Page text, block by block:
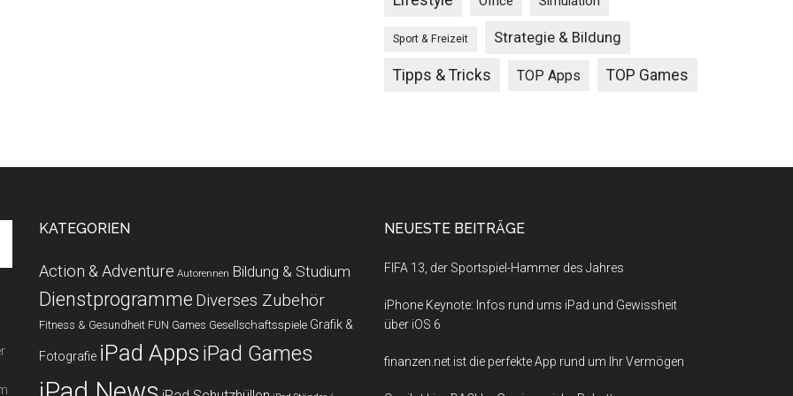
Sport & Freizeit Strategie & Bildung
Tipps & Tricks TOP Apps TOP Games
KATEGORIEN
Action & Adventure Autorennen Bildung & Studium
Dienstprogramme Diverses Zubehör
Fitness & Gesundheit FUN Games Gesellschaftsspiele Grafik &
Fotografie iPad Apps iPad Games
NEUESTE BEITRÄGE
FIFA 13, der Sportspiel-Hammer des Jahres
iPhone Keynote: Infos rund ums iPad und Gewissheit
über iOS 6
finanzen.net ist die perfekte App rund um Ihr Vermögen